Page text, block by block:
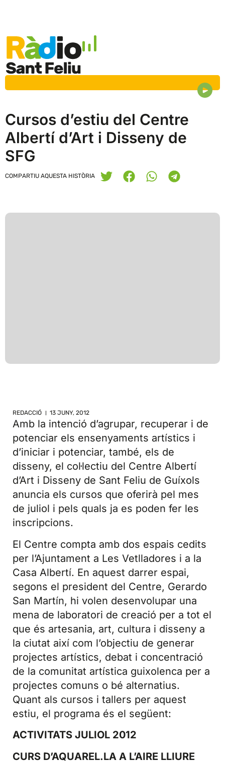
Cursos d’estiu del Centre
Albertí d’Art i Disseny de
SFG
COMPARTIU AQUESTA HISTÒRIA
REDACCIÓ 13 JUNY, 2012
Amb la intenció d’agrupar, recuperar i de
potenciar els ensenyaments artístics i
d’iniciar i potenciar, també, els de
disseny, el col·lectiu del Centre Albertí
d’Art i Disseny de Sant Feliu de Guíxols
anuncia els cursos que oferirà pel mes
de juliol i pels quals ja es poden fer les
inscripcions.
El Centre compta amb dos espais cedits
per l’Ajuntament a Les Vetlladores i a la
Casa Albertí. En aquest darrer espai,
segons el president del Centre, Gerardo
San Martín, hi volen desenvolupar una
mena de laboratori de creació per a tot el
que és artesania, art, cultura i disseny a
la ciutat així com l’objectiu de generar
projectes artístics, debat i concentració
de la comunitat artística guixolenca per a
projectes comuns o bé alternatius.
Quant als cursos i tallers per aquest
estiu, el programa és el següent:
ACTIVITATS JULIOL 2012
CURS D’AQUAREL.LA A L’AIRE LLIURE